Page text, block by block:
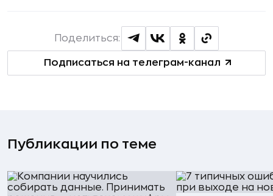
Подписаться на телеграм-канал
Поделиться:
Публикации по теме